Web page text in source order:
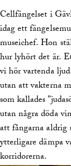
Cellfängelset i
idag ett
museichef. Hon
hur lyhört det är.
vi hör vartenda
utan att vakterna
som kallades
utan några döda
att fångarna aldrig
ytterligare dämpa
korridorerna.